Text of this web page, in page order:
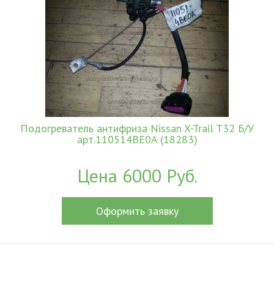
Подогреватель антифриза Nissan X-Trail T32 Б/У
арт.110514BE0A (18283)
Цена 6000 Руб.
Оформить заявку